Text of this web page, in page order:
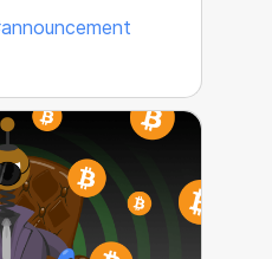
pour
records !